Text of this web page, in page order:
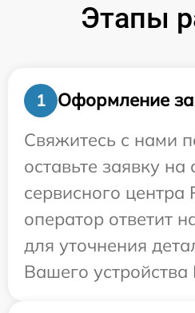
Этапы
1
Оформление
Свяжитесь с нами
оставьте заявку на
сервисного
оператор ответит
для уточнения
Вашего устройства